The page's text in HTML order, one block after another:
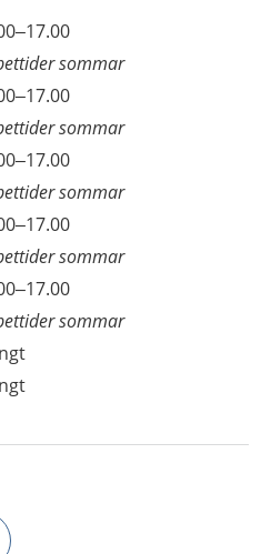
sommar
sommar
sommar
sommar
sommar